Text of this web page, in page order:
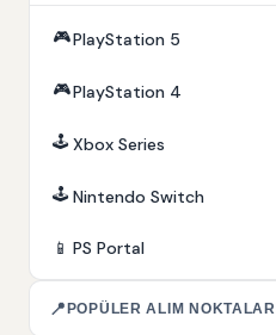
🎮PlayStation 5
🎮PlayStation 4
🕹️ Xbox Series
🕹️ Nintendo Switch
📱 PS Portal
📍 POPÜLER ALIM NOKTALARI